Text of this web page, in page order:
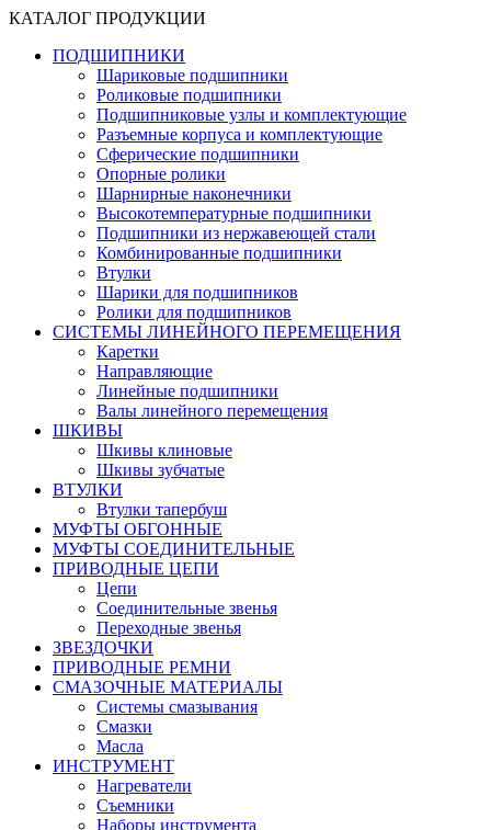
КАТАЛОГ ПРОДУКЦИИ
ПОДШИПНИКИ
Шариковые подшипники
Роликовые подшипники
Подшипниковые узлы и комплектующие
Разъемные корпуса и комплектующие
Сферические подшипники
Опорные ролики
Шарнирные наконечники
Высокотемпературные подшипники
Подшипники из нержавеющей стали
Комбинированные подшипники
Втулки
Шарики для подшипников
Ролики для подшипников
СИСТЕМЫ ЛИНЕЙНОГО ПЕРЕМЕЩЕНИЯ
Каретки
Направляющие
Линейные подшипники
Валы линейного перемещения
ШКИВЫ
Шкивы клиновые
Шкивы зубчатые
ВТУЛКИ
Втулки тапербуш
МУФТЫ ОБГОННЫЕ
МУФТЫ СОЕДИНИТЕЛЬНЫЕ
ПРИВОДНЫЕ ЦЕПИ
Цепи
Соединительные звенья
Переходные звенья
ЗВЕЗДОЧКИ
ПРИВОДНЫЕ РЕМНИ
СМАЗОЧНЫЕ МАТЕРИАЛЫ
Системы смазывания
Смазки
Масла
ИНСТРУМЕНТ
Нагреватели
Съемники
Наборы инструмента